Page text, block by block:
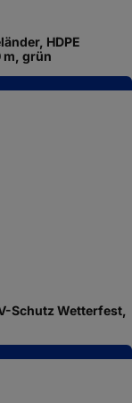
HDPE
m, grün
Schutz Wetterfest,